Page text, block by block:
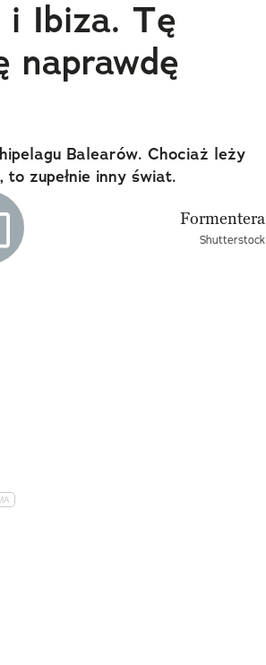
Ibiza. Tę
naprawdę
Balearów. Chociaż leży
zupełnie inny świat.
Shutterstock